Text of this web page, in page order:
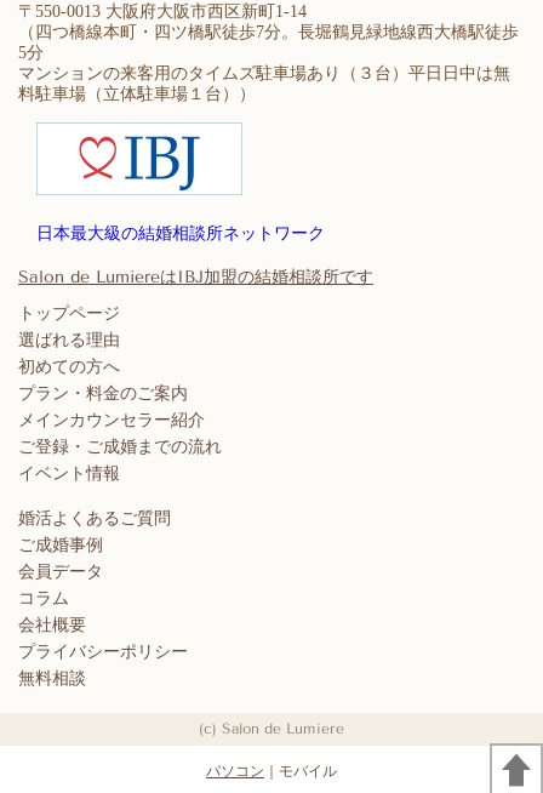
〒550-0013 大阪府大阪市西区新町1-14
（四つ橋線本町・四ツ橋駅徒歩7分。長堀鶴見緑地線西大橋駅徒歩
5分
マンションの来客用のタイムズ駐車場あり（３台）平日日中は無
料駐車場（立体駐車場１台））
日本最大級の結婚相談所ネットワーク
Salon de LumiereはIBJ加盟の結婚相談所です
トップページ
選ばれる理由
初めての方へ
プラン・料金のご案内
メインカウンセラー紹介
ご登録・ご成婚までの流れ
イベント情報
婚活よくあるご質問
ご成婚事例
会員データ
コラム
会社概要
プライバシーポリシー
無料相談
(c) Salon de Lumiere
パソコン ｜モバイル